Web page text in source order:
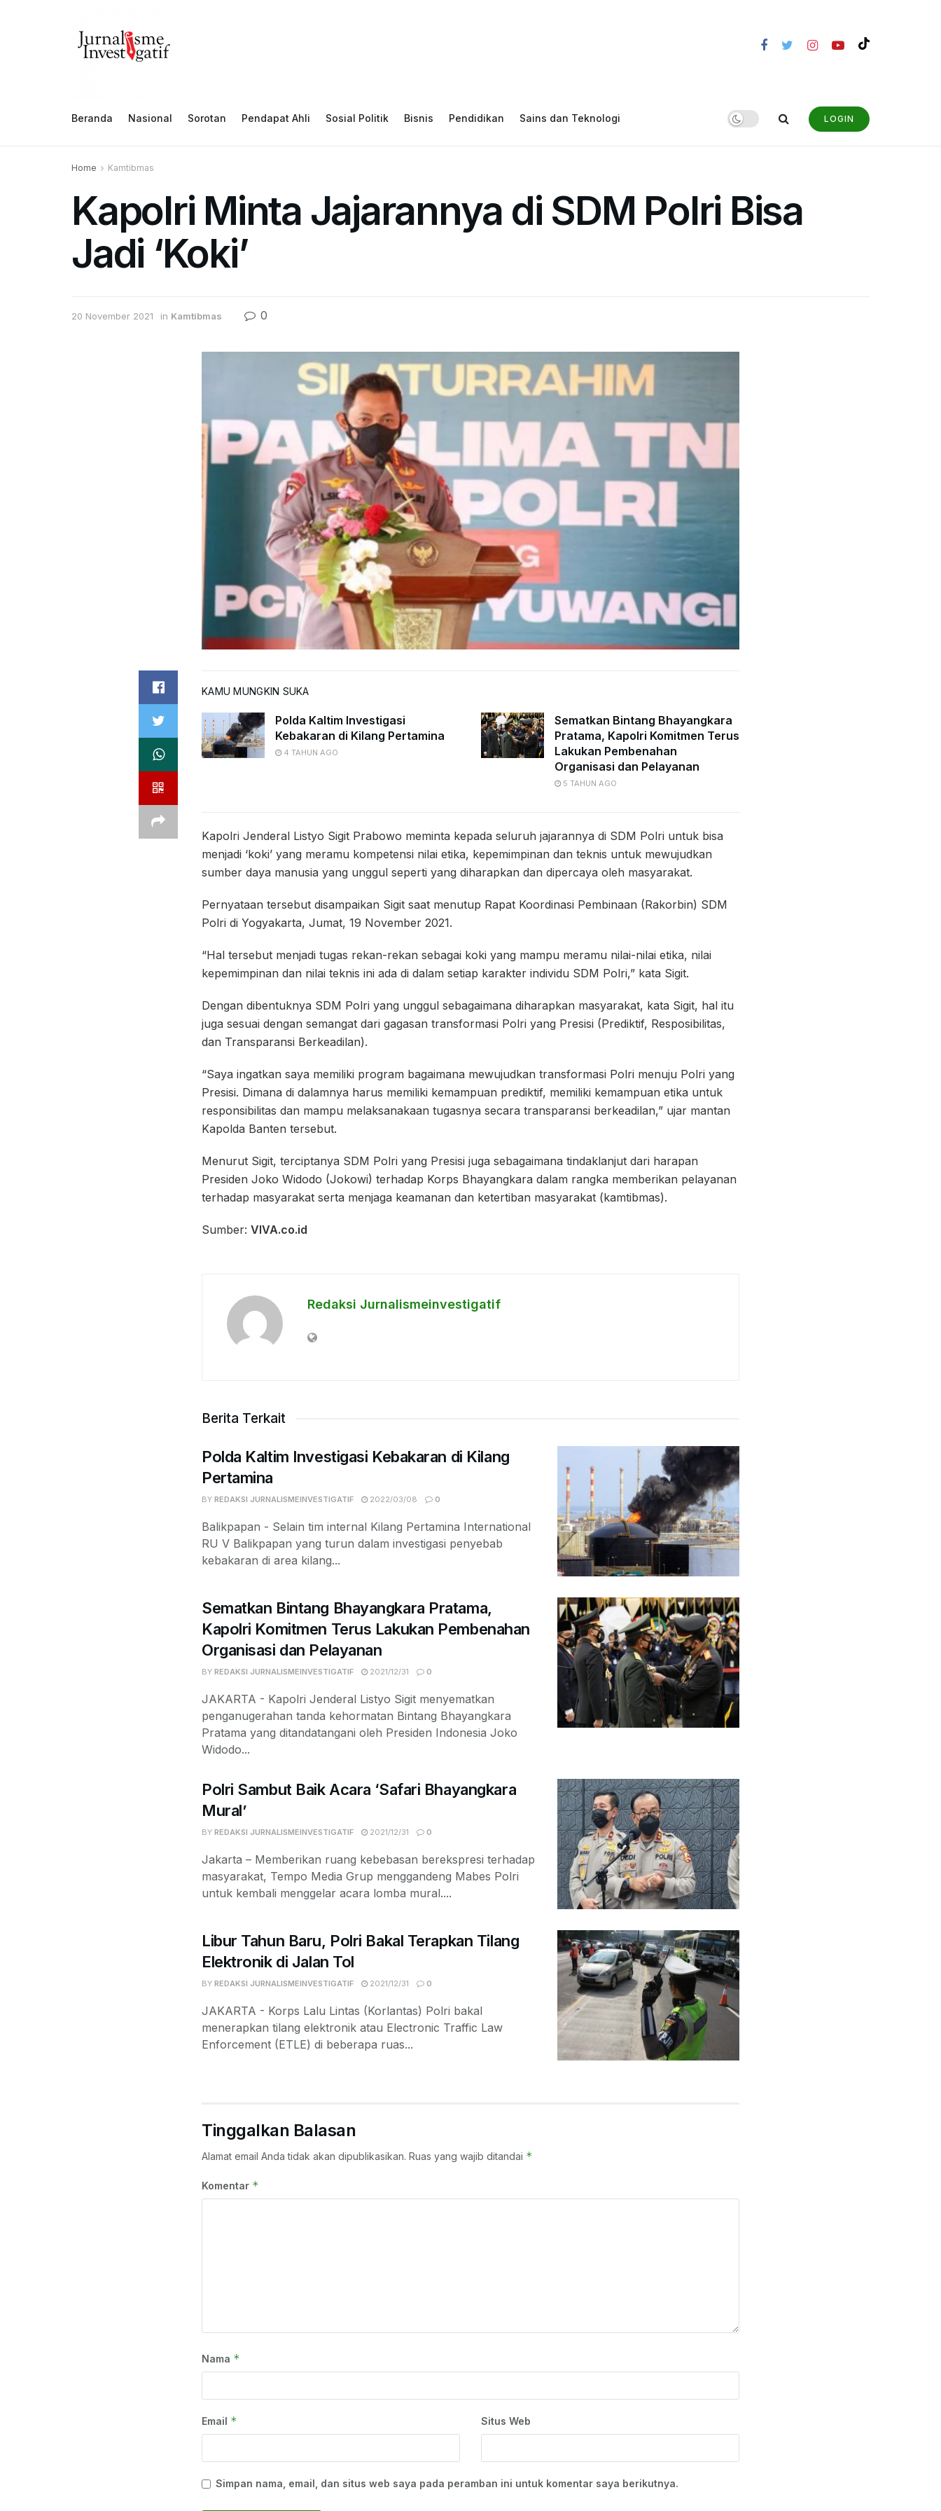
Beranda Nasional Sorotan Pendapat Ahli Sosial Politik Bisnis Pendidikan Sains dan Teknologi LOGIN
Home Kamtibmas
Kapolri Minta Jajarannya di SDM Polri Bisa
Jadi ‘Koki’
20 November 2021 in Kamtibmas 0
KAMU MUNGKIN SUKA
Polda Kaltim Investigasi
Kebakaran di Kilang Pertamina
4 TAHUN AGO
Sematkan Bintang Bhayangkara
Pratama, Kapolri Komitmen Terus
Lakukan Pembenahan
Organisasi dan Pelayanan
5 TAHUN AGO
Kapolri Jenderal Listyo Sigit Prabowo meminta kepada seluruh jajarannya di SDM Polri untuk bisa
menjadi ‘koki’ yang meramu kompetensi nilai etika, kepemimpinan dan teknis untuk mewujudkan
sumber daya manusia yang unggul seperti yang diharapkan dan dipercaya oleh masyarakat.
Pernyataan tersebut disampaikan Sigit saat menutup Rapat Koordinasi Pembinaan (Rakorbin) SDM
Polri di Yogyakarta, Jumat, 19 November 2021.
“Hal tersebut menjadi tugas rekan-rekan sebagai koki yang mampu meramu nilai-nilai etika, nilai
kepemimpinan dan nilai teknis ini ada di dalam setiap karakter individu SDM Polri,” kata Sigit.
Dengan dibentuknya SDM Polri yang unggul sebagaimana diharapkan masyarakat, kata Sigit, hal itu
juga sesuai dengan semangat dari gagasan transformasi Polri yang Presisi (Prediktif, Resposibilitas,
dan Transparansi Berkeadilan).
“Saya ingatkan saya memiliki program bagaimana mewujudkan transformasi Polri menuju Polri yang
Presisi. Dimana di dalamnya harus memiliki kemampuan prediktif, memiliki kemampuan etika untuk
responsibilitas dan mampu melaksanakaan tugasnya secara transparansi berkeadilan,” ujar mantan
Kapolda Banten tersebut.
Menurut Sigit, terciptanya SDM Polri yang Presisi juga sebagaimana tindaklanjut dari harapan
Presiden Joko Widodo (Jokowi) terhadap Korps Bhayangkara dalam rangka memberikan pelayanan
terhadap masyarakat serta menjaga keamanan dan ketertiban masyarakat (kamtibmas).
Sumber: VIVA.co.id
Redaksi Jurnalismeinvestigatif
Berita Terkait
Polda Kaltim Investigasi Kebakaran di Kilang
Pertamina
BY REDAKSI JURNALISMEINVESTIGATIF 2022/03/08 0
Balikpapan - Selain tim internal Kilang Pertamina International
RU V Balikpapan yang turun dalam investigasi penyebab
kebakaran di area kilang...
Sematkan Bintang Bhayangkara Pratama,
Kapolri Komitmen Terus Lakukan Pembenahan
Organisasi dan Pelayanan
BY REDAKSI JURNALISMEINVESTIGATIF 2021/12/31 0
JAKARTA - Kapolri Jenderal Listyo Sigit menyematkan
penganugerahan tanda kehormatan Bintang Bhayangkara
Pratama yang ditandatangani oleh Presiden Indonesia Joko
Widodo...
Polri Sambut Baik Acara ‘Safari Bhayangkara
Mural’
BY REDAKSI JURNALISMEINVESTIGATIF 2021/12/31 0
Jakarta – Memberikan ruang kebebasan berekspresi terhadap
masyarakat, Tempo Media Grup menggandeng Mabes Polri
untuk kembali menggelar acara lomba mural....
Libur Tahun Baru, Polri Bakal Terapkan Tilang
Elektronik di Jalan Tol
BY REDAKSI JURNALISMEINVESTIGATIF 2021/12/31 0
JAKARTA - Korps Lalu Lintas (Korlantas) Polri bakal
menerapkan tilang elektronik atau Electronic Traffic Law
Enforcement (ETLE) di beberapa ruas...
Tinggalkan Balasan
Alamat email Anda tidak akan dipublikasikan. Ruas yang wajib ditandai *
Komentar *
Nama *
Email * Situs Web
Simpan nama, email, dan situs web saya pada peramban ini untuk komentar saya berikutnya.